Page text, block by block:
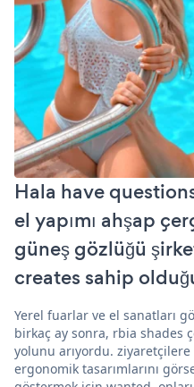
Hala have
el yapımı ahşap
güneş gözlüğü
creates sahip
Yerel fuarlar ve el sanatları
birkaç ay sonra, rbia shades
yolunu arıyordu.
ergonomik tasarımlarını